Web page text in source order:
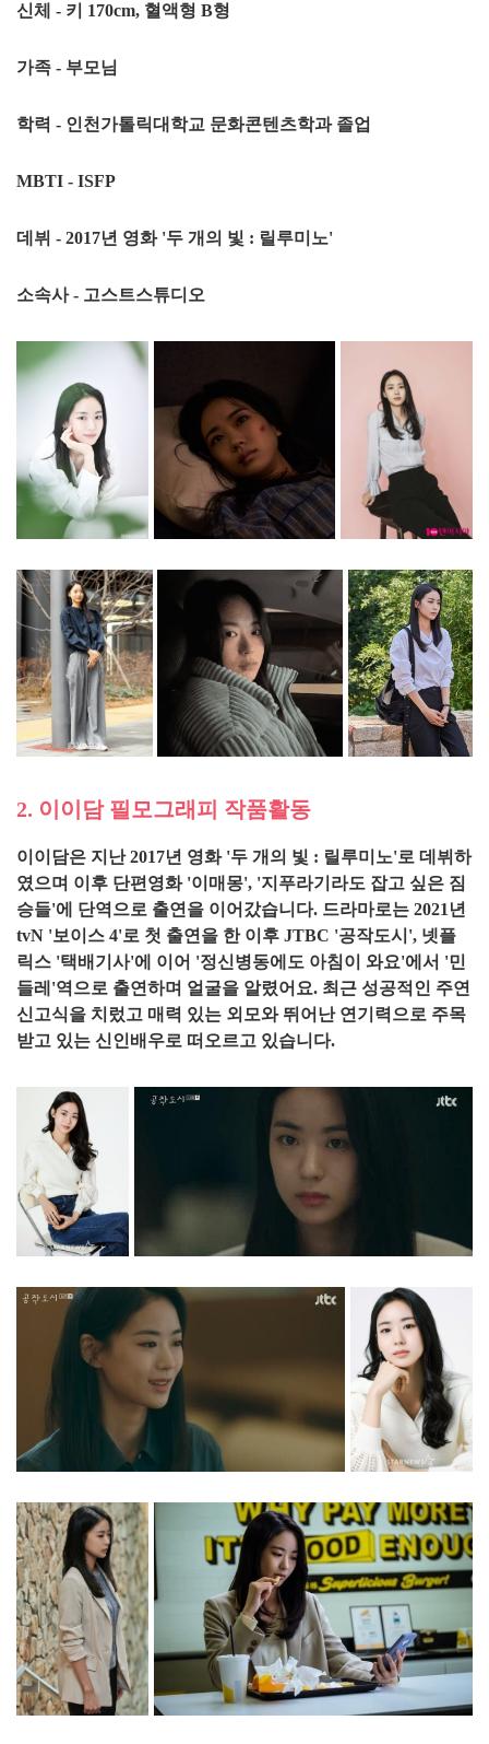
신체 - 키 170cm, 혈액형 B형
가족 - 부모님
학력 - 인천가톨릭대학교 문화콘텐츠학과 졸업
MBTI - ISFP
데뷔 - 2017년 영화 '두 개의 빛 : 릴루미노'
소속사 - 고스트스튜디오
2. 이이담 필모그래피 작품활동
이이담은 지난 2017년 영화 '두 개의 빛 : 릴루미노'로 데뷔하
였으며 이후 단편영화 '이매몽', '지푸라기라도 잡고 싶은 짐
승들'에 단역으로 출연을 이어갔습니다. 드라마로는 2021년
tvN '보이스 4'로 첫 출연을 한 이후 JTBC '공작도시', 넷플
릭스 '택배기사'에 이어 '정신병동에도 아침이 와요'에서 '민
들레'역으로 출연하며 얼굴을 알렸어요. 최근 성공적인 주연
신고식을 치렀고 매력 있는 외모와 뛰어난 연기력으로 주목
받고 있는 신인배우로 떠오르고 있습니다.